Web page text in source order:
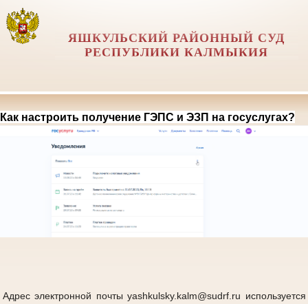
ЯШКУЛЬСКИЙ РАЙОННЫЙ СУД
РЕСПУБЛИКИ КАЛМЫКИЯ
Как настроить получение ГЭПС и ЭЗП на госуслугах?
Адрес электронной почты yashkulsky.kalm@sudrf.ru используется